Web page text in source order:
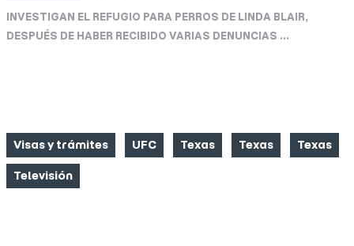
INVESTIGAN EL REFUGIO PARA PERROS DE LINDA BLAIR,
DESPUÉS DE HABER RECIBIDO VARIAS DENUNCIAS ...
Visas y trámites UFC Texas Texas Texas
Televisión